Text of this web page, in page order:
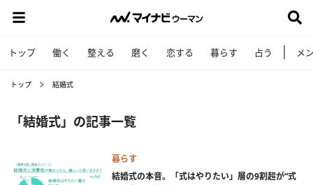
トップ 働く 整える 磨く 恋する 暮らす 占う メ
トップ 結婚式
「結婚式」の記事一覧
暮らす
結婚式の本音。「式はやりたい」層の9割超が“式